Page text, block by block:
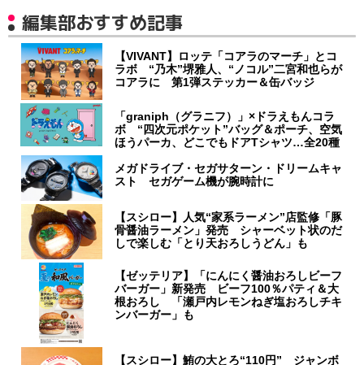
編集部おすすめ記事
【VIVANT】ロッテ「コアラのマーチ」とコ
ラボ “乃木”堺雅人、“ノコル”二宮和也らが
コアラに 第1弾ステッカー＆缶バッジ
「graniph（グラニフ）」×ドラえもんコラ
ボ “四次元ポケット”バッグ＆ポーチ、空気
ほうパーカ、どこでもドアTシャツ…全20種
メガドライブ・セガサターン・ドリームキャ
スト セガゲーム機が腕時計に
【スシロー】人気“家系ラーメン”店監修「豚
骨醤油ラーメン」発売 シャーベット状のだ
しで楽しむ「とり天おろしうどん」も
【ゼッテリア】「にんにく醤油おろしビーフ
バーガー」新発売 ビーフ100％パティ＆大
根おろし 「瀬戸内レモンねぎ塩おろしチキ
ンバーガー」も
【スシロー】鮪の大とろ“110円” ジャンボ